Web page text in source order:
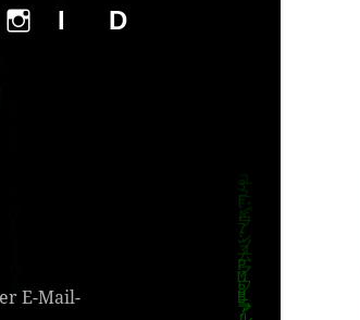
INSTAGRAM
IMPRESSUMDatenschutzerklärung
E-Mail-